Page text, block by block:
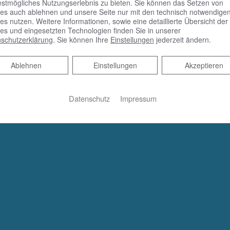
Nutzungserlebnis zu bieten. Sie können das Setzen von
auch ablehnen und unsere Seite nur mit den technisch notwendigen
nutzen. Weitere Informationen, sowie eine detaillierte Übersicht der
und eingesetzten Technologien finden Sie in unserer
. Sie können Ihre Einstellungen jederzeit ändern.
Akzeptieren
Einstellungen
Ablehnen
Ablehnen
Datenschutz Impressum